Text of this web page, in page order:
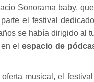
Sonorama baby,
el festival
se había dirigido al
el espacio de
musical, el